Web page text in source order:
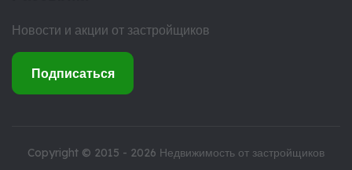
Новости и акции от застройщиков
Подписаться
Copyright © 2015 - 2026 Недвижимость от застройщиков